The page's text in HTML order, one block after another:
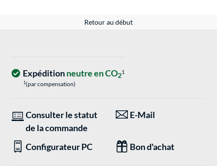
Retour au début
Expéditionneutre en CO21
1(par compensation)
Consulter le statut
de la commande
E-Mail
Configurateur PC Bon d'achat